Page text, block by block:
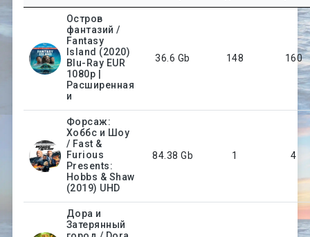
Остров
фантазий /
Fantasy
Island (2020)
Blu-Ray EUR
1080p |
Расширенная
и
36.6 Gb 148 160
Форсаж:
Хоббс и Шоу
/ Fast &
Furious
Presents:
Hobbs & Shaw
(2019) UHD
84.38 Gb 1 4
Дора и
Затерянный